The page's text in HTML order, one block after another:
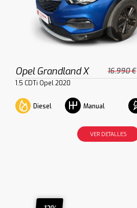
Opel Grandland X 16.990 €
1.5 CDTi Opel 2020
Diesel Manual
VER DETALLES